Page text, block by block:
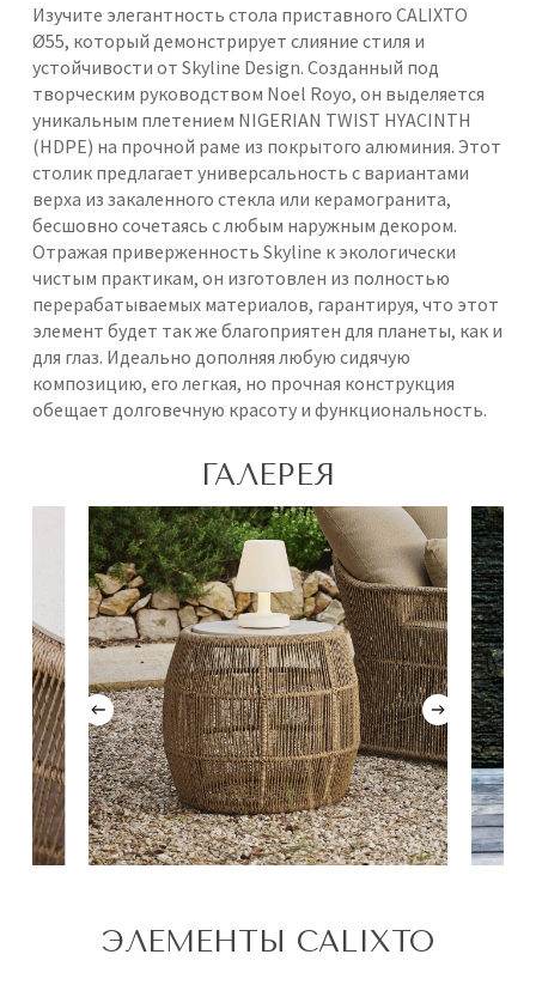
Изучите элегантность стола приставного CALIXTO
Ø55, который демонстрирует слияние стиля и
устойчивости от Skyline Design. Созданный под
творческим руководством Noel Royo, он выделяется
уникальным плетением NIGERIAN TWIST HYACINTH
(HDPE) на прочной раме из покрытого алюминия. Этот
столик предлагает универсальность с вариантами
верха из закаленного стекла или керамогранита,
бесшовно сочетаясь с любым наружным декором.
Отражая приверженность Skyline к экологически
чистым практикам, он изготовлен из полностью
перерабатываемых материалов, гарантируя, что этот
элемент будет так же благоприятен для планеты, как и
для глаз. Идеально дополняя любую сидячую
композицию, его легкая, но прочная конструкция
обещает долговечную красоту и функциональность.
ГАЛЕРЕЯ
ЭЛЕМЕНТЫ CALIXTO